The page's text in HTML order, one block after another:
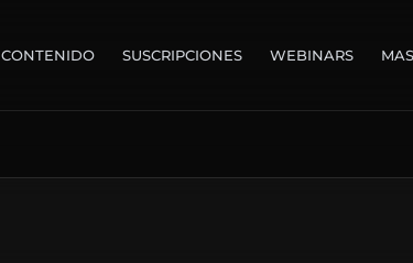
CONTENIDO SUSCRIPCIONES WEBINARS